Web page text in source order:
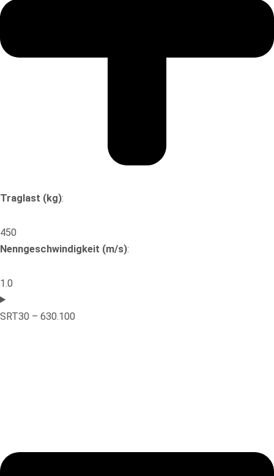
Traglast (kg):
450
Nenngeschwindigkeit (m/s):
1.0
SRT30 – 630.100